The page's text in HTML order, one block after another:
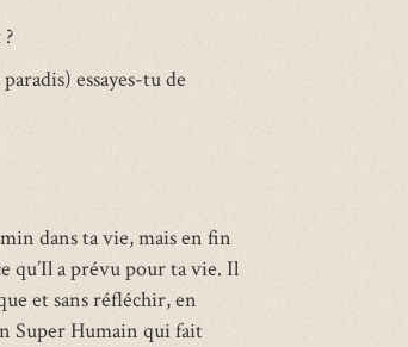
essayes-tu de
dans ta vie, mais en fin
qu’Il a prévu pour ta vie. Il
et sans réfléchir, en
Super Humain qui fait